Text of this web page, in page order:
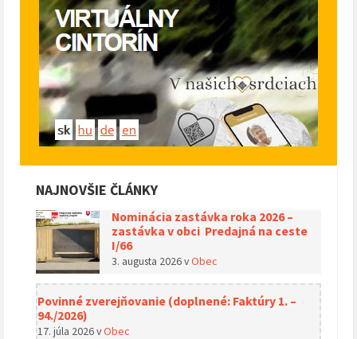
NAJNOVŠIE ČLÁNKY
Nominácia zastávka roka 2026 –
zastávka v obci Predajná na ceste
I/66
3. augusta 2026vObec
Povinné zverejňovanie (doplnené: Faktúry 1. –
94./2026)
17. júla 2026vObec